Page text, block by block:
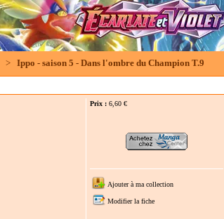
> Ippo - saison 5 - Dans l'ombre du Champion T.9
Prix : 6,60 €
Ajouter à ma collection
Modifier la fiche